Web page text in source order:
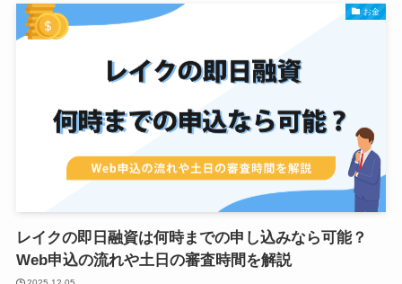
お金
レイクの即日融資は何時までの申し込みなら可能？
Web申込の流れや土日の審査時間を解説